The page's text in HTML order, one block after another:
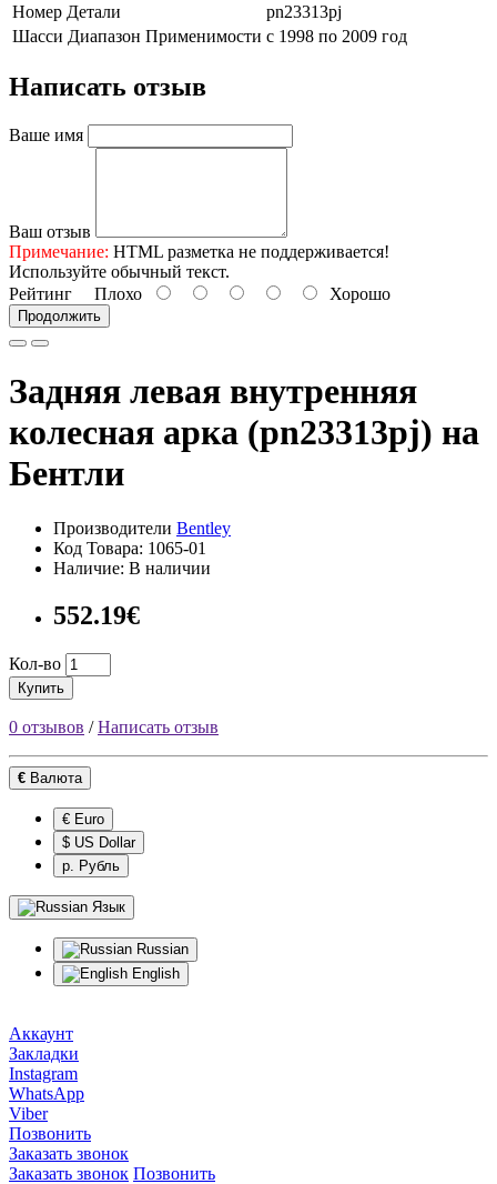
Номер Детали
pn23313pj
Шасси Диапазон Применимости с 1998 по 2009 год
Написать отзыв
Ваше имя
Ваш отзыв
Примечание: HTML разметка не поддерживается!
Используйте обычный текст.
Рейтинг Плохо Хорошо
Продолжить
Задняя левая внутренняя
колесная арка (pn23313pj) на
Бентли
Производители Bentley
Код Товара: 1065-01
Наличие: В наличии
552.19€
Кол-во
Купить
0 отзывов /Написать отзыв
€ Валюта
€ Euro
$ US Dollar
р. Рубль
Язык
Russian
English
Аккаунт
Закладки
Instagram
WhatsApp
Viber
Позвонить
Заказать звонок
Заказать звонок Позвонить